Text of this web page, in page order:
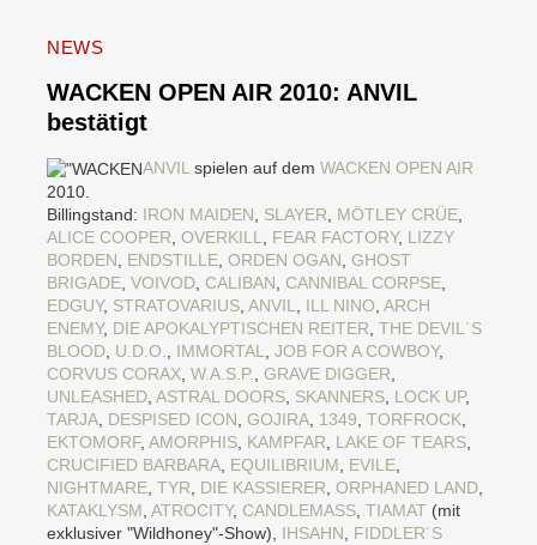
NEWS
WACKEN OPEN AIR 2010: ANVIL
bestätigt
ANVILspielen auf dem WACKEN OPEN AIR
2010.
Billingstand: IRON MAIDEN SLAYER MÖTLEY CRÜE
ALICE COOPER OVERKILL FEAR FACTORY, LIZZY
BORDEN
ENDSTILLE ORDEN OGAN GHOST
BRIGADE VOIVOD CALIBAN CANNIBAL CORPSE
EDGUY, STRATOVARIUS ANVIL ILL NINO ARCH
ENEMY, DIE APOKALYPTISCHEN REITER THE DEVIL´S
BLOOD U.D.O. IMMORTAL JOB FOR A COWBOY,
CORVUS CORAX W.A.S.P. GRAVE DIGGER
UNLEASHED ASTRAL DOORS SKANNERS LOCK UP,
TARJA DESPISED ICON GOJIRA 1349 TORFROCK
EKTOMORF, AMORPHIS KAMPFAR LAKE OF TEARS
CRUCIFIED BARBARA EQUILIBRIUM EVILE
NIGHTMARE TYR DIE KASSIERER ORPHANED LAND
KATAKLYSM ATROCITY, CANDLEMASS TIAMAT (mit
exklusiver "Wildhoney"-Show), IHSAHN
FIDDLER´S